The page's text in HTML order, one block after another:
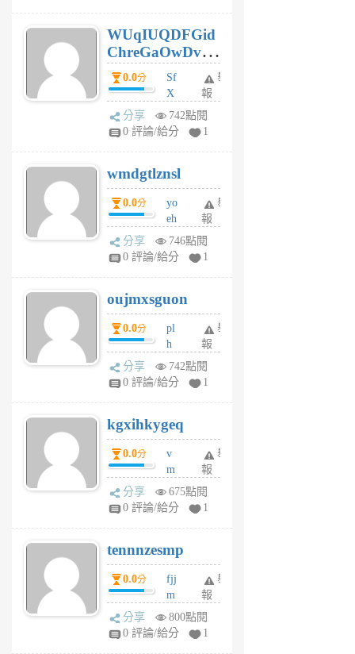
個
月
前
WUqIUQDFGid
ChreGaOwDv
dY0.0分
Sf
X
Pe
Jc
R
P
m
v
A
V
個
月
前
舉
報
分享
742點閱
0 評論/給分
1
wmdgtlznsl
0.0分
yo
eh
ld
gy
個
月
前
舉
報
分享
746點閱
0 評論/給分
1
oujmxsguon
0.0分
pl
h
wi
w
6
個
月
前
舉
報
分享
742點閱
0 評論/給分
1
kgxihkygeq
0.0分
v
m
sg
sr
6
個
月
前
舉
報
分享
675點閱
0 評論/給分
1
tennnzesmp
0.0分
fjj
m
w
rs
舉
報
分享
800點閱
0 評論/給分
1